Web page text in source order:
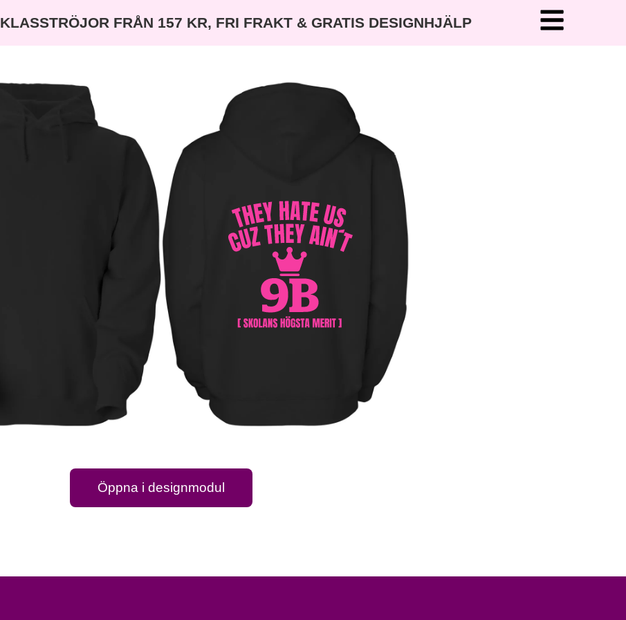
KLASSTRÖJOR FRÅN 157 KR, FRI FRAKT & GRATIS DESIGNHJÄLP
Öppna i designmodul